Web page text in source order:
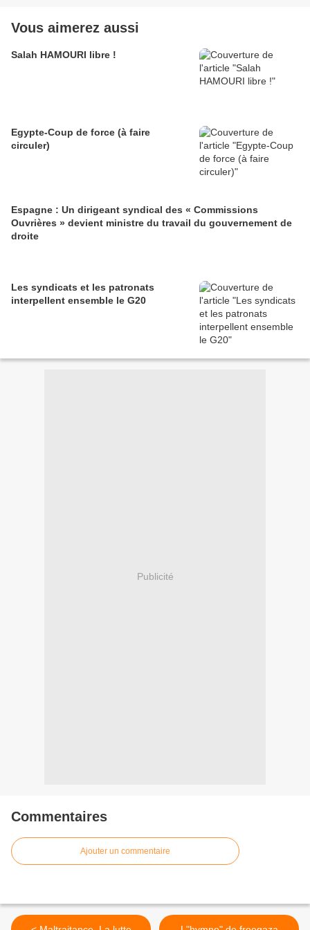
Vous aimerez aussi
Salah HAMOURI libre !
Egypte-Coup de force (à faire
circuler)
Espagne : Un dirigeant syndical des « Commissions
Ouvrières » devient ministre du travail du gouvernement de
droite
Les syndicats et les patronats
interpellent ensemble le G20
Publicité
Commentaires
Ajouter un commentaire